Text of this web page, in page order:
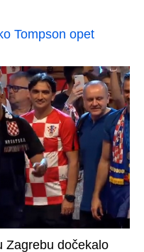
Tompson opet
Zagrebu dočekalo